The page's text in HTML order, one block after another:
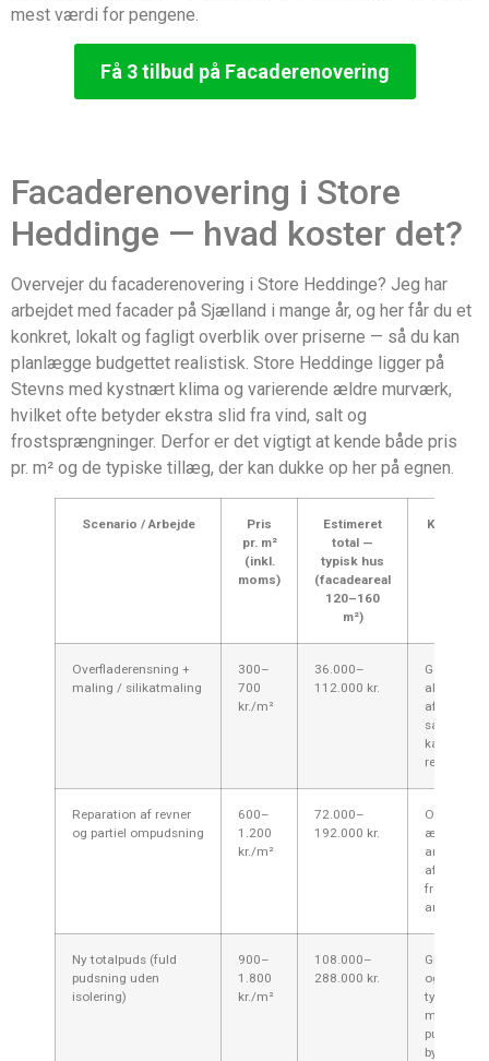
mest værdi for pengene.
Få 3 tilbud på Facaderenovering
Facaderenovering i Store
Heddinge — hvad koster det?
Overvejer du facaderenovering i Store Heddinge? Jeg har
arbejdet med facader på Sjælland i mange år, og her får du et
konkret, lokalt og fagligt overblik over priserne — så du kan
planlægge budgettet realistisk. Store Heddinge ligger på
Stevns med kystnært klima og varierende ældre murværk,
hvilket ofte betyder ekstra slid fra vind, salt og
frostsprængninger. Derfor er det vigtigt at kende både pris
pr. m² og de typiske tillæg, der kan dukke op her på egnen.
Scenario / Arbejde
Pris
pr. m²
(inkl.
moms)
Estimeret
total —
typisk hus
(facadeareal
120–160
m²)
Overfladerensning +
maling / silikatmaling
300–
700
kr./m²
36.000–
112.000 kr.
God
algevækst
kan kræve
rensninger.
Reparation af revner
og partiel ompudsning
600–
1.200
kr./m²
72.000–
192.000 kr.
Ofte
ældre
arbejdets
afhænger
Ny totalpuds (fuld
pudsning uden
isolering)
900–
1.800
kr./m²
108.000–
288.000 kr.
Giver et
og lang
typisk for
mursten
pudsede
byen.